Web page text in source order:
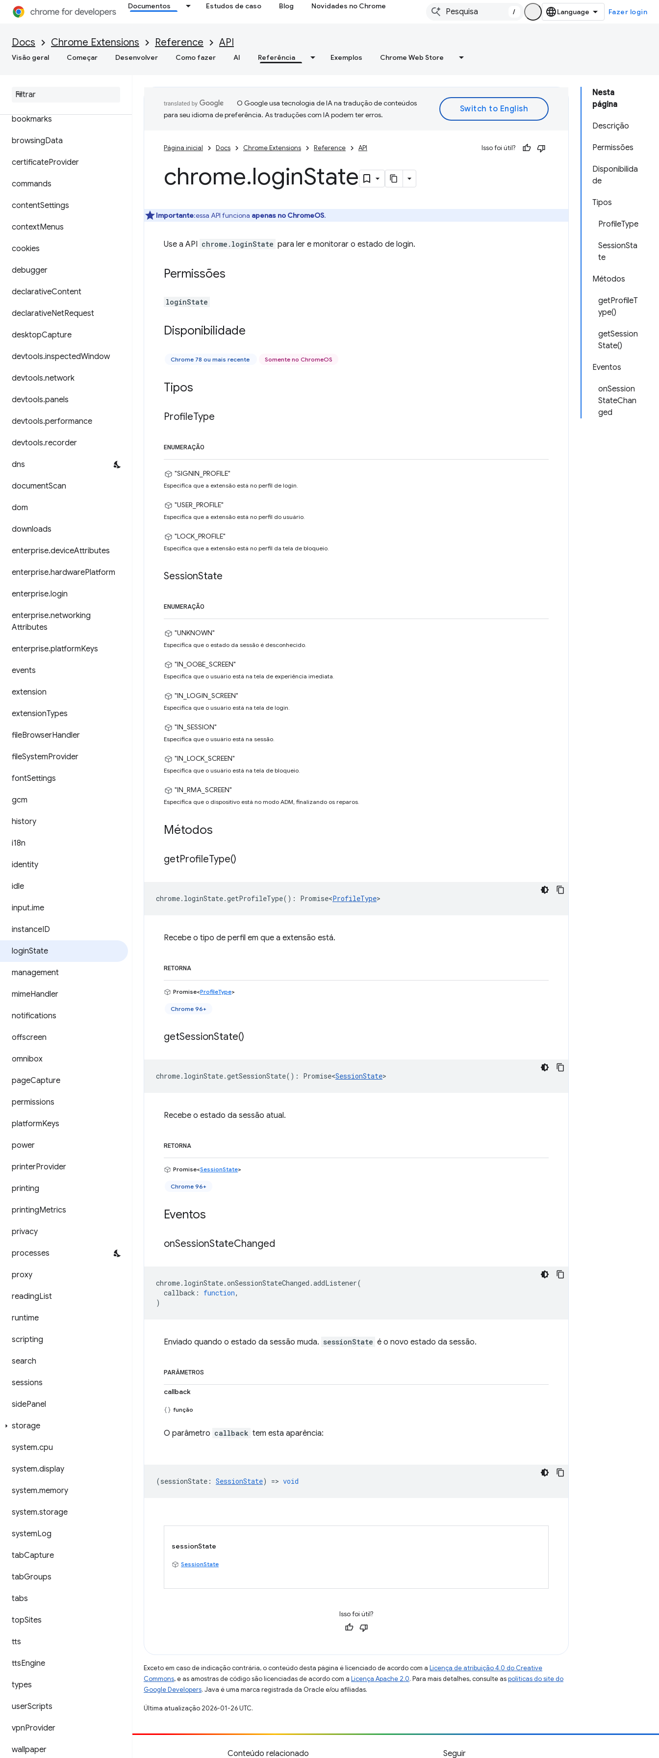
Documentos Estudos de caso Blog Novidades no Chrome
/ Fazer login
Docs Chrome Extensions Reference API
Visão geral Começar Desenvolver Como fazer AI Referência Exemplos Chrome Web Store
➡ Manifest V2
action
audio
bookmarks
browsingData
certificateProvider
commands
contentSettings
contextMenus
cookies
debugger
declarativeContent
declarativeNetRequest
desktopCapture
devtools.inspectedWindow
devtools.network
devtools.panels
devtools.performance
devtools.recorder
dns
documentScan
dom
downloads
enterprise.deviceAttributes
enterprise.hardwarePlatform
enterprise.login
enterprise.networking
Attributes
enterprise.platformKeys
events
extension
extensionTypes
fileBrowserHandler
fileSystemProvider
fontSettings
gcm
history
i18n
identity
idle
input.ime
instanceID
loginState
management
mimeHandler
notifications
offscreen
omnibox
pageCapture
permissions
platformKeys
power
printerProvider
printing
printingMetrics
privacy
processes
proxy
readingList
runtime
scripting
search
sessions
sidePanel
storage
system.cpu
system.display
system.memory
system.storage
systemLog
tabCapture
tabGroups
tabs
topSites
tts
ttsEngine
types
userScripts
vpnProvider
wallpaper
Nesta
página
Descrição
Permissões
Disponibilida
de
Tipos
ProfileType
SessionSta
te
Métodos
getProfileT
ype()
getSession
State()
Eventos
onSession
StateChan
ged
O Google usa tecnologia de IA na tradução de conteúdos
para seu idioma de preferência. As traduções com IA podem ter erros.
Página inicial Docs Chrome Extensions Reference API Isso foi útil?
chrome.loginState
Importante:essa API funciona apenas no ChromeOS.
Use a API chrome.loginState para ler e monitorar o estado de login.
Permissões
loginState
Disponibilidade
Chrome 78 ou mais recente Somente no ChromeOS
Tipos
ProfileType
ENUMERAÇÃO
"SIGNIN_PROFILE"
Especifica que a extensão está no perfil de login.
"USER_PROFILE"
Especifica que a extensão está no perfil do usuário.
"LOCK_PROFILE"
Especifica que a extensão está no perfil da tela de bloqueio.
SessionState
ENUMERAÇÃO
"UNKNOWN"
Especifica que o estado da sessão é desconhecido.
"IN_OOBE_SCREEN"
Especifica que o usuário está na tela de experiência imediata.
"IN_LOGIN_SCREEN"
Especifica que o usuário está na tela de login.
"IN_SESSION"
Especifica que o usuário está na sessão.
"IN_LOCK_SCREEN"
Especifica que o usuário está na tela de bloqueio.
"IN_RMA_SCREEN"
Especifica que o dispositivo está no modo ADM, finalizando os reparos.
Métodos
getProfileType()
chrome. loginState.getProfileType() : Promise<ProfileType>
Recebe o tipo de perfil em que a extensão está.
RETORNA
Promise<ProfileType>
Chrome 96+
getSessionState()
chrome. loginState.getSessionState() : Promise<SessionState>
Recebe o estado da sessão atual.
RETORNA
Promise<SessionState>
Chrome 96+
Eventos
onSessionStateChanged
chrome. loginState.onSessionStateChanged .addListener(
callback : function,
)
Enviado quando o estado da sessão muda. sessionState é o novo estado da sessão.
PARÂMETROS
callback
função
O parâmetro callback tem esta aparência:
(sessionState : SessionState) => void
sessionState
SessionState
Isso foi útil?
Exceto em caso de indicação contrária, o conteúdo desta página é licenciado de acordo com a Licença de atribuição 4.0 do Creative
Commons, e as amostras de código são licenciadas de acordo com a Licença Apache 2.0. Para mais detalhes, consulte aspolíticas do site do
Google Developers. Java é uma marca registrada da Oracle e/ou afiliadas.
Última atualização 2026-01-26 UTC.
Contribuir Conteúdo relacionado Seguir